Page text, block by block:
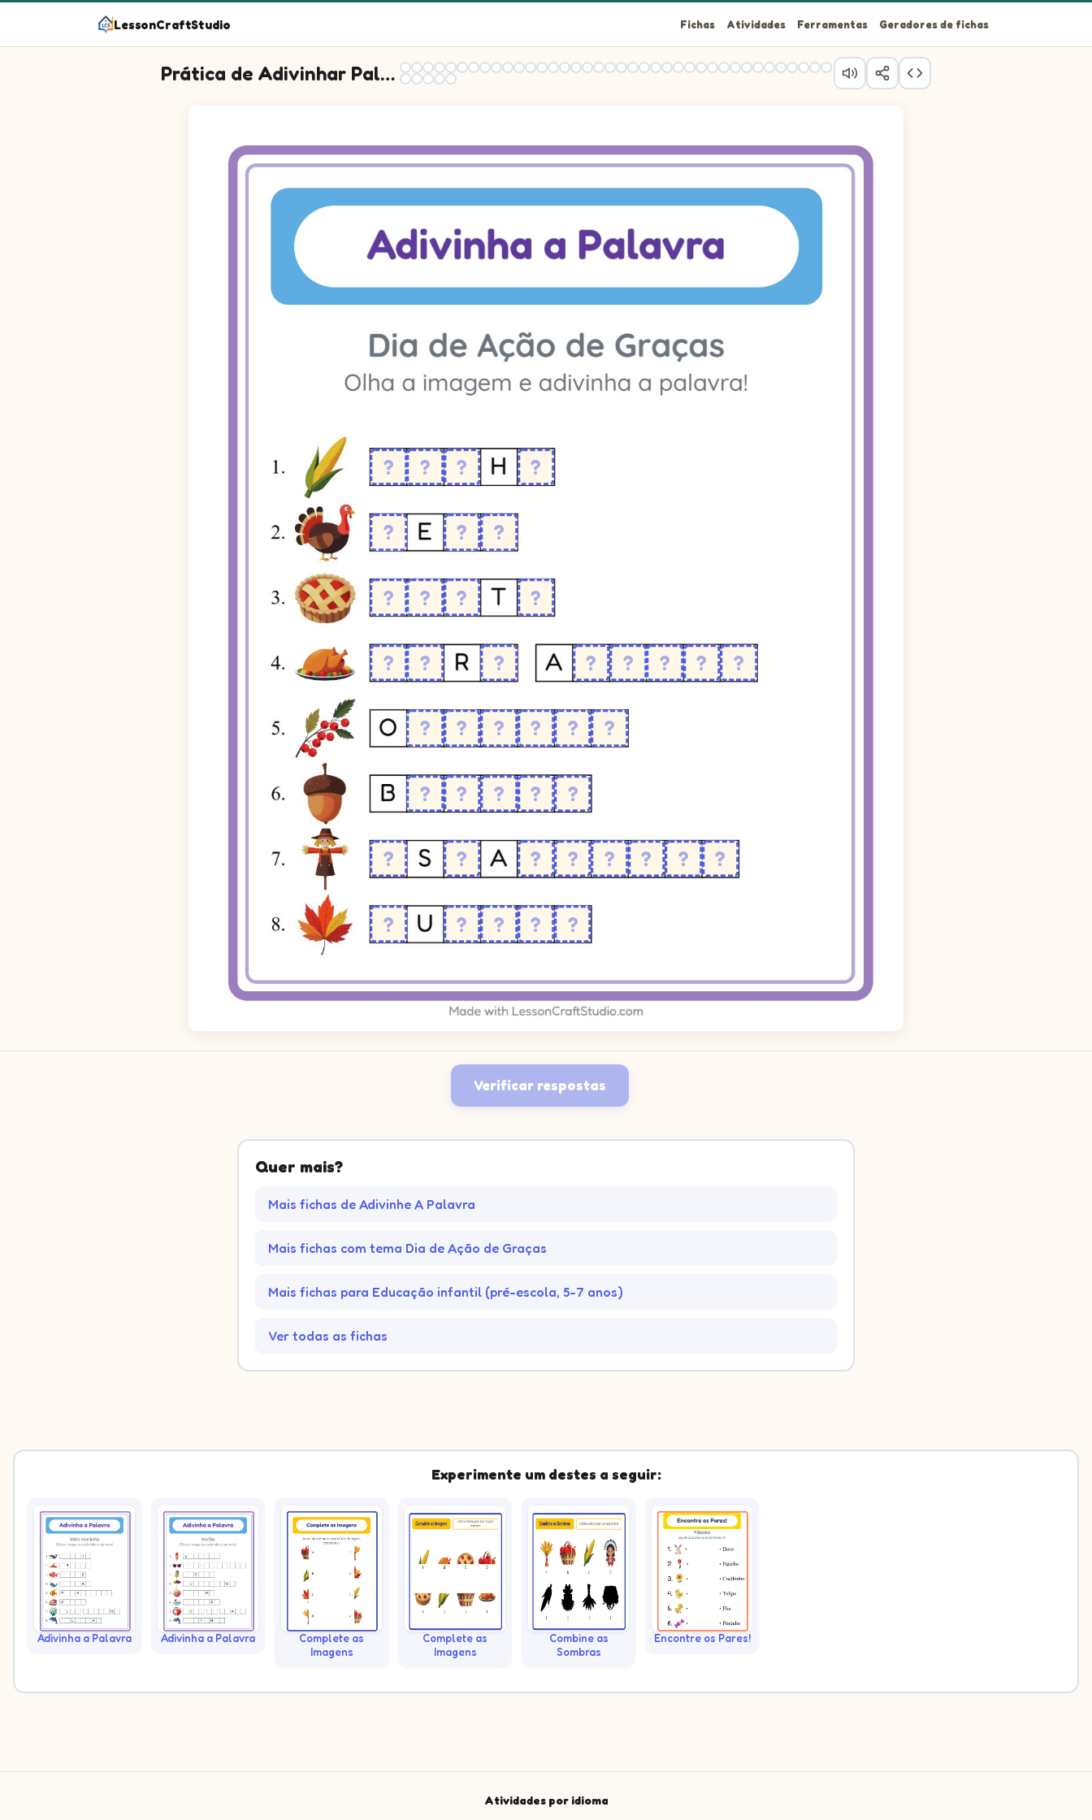
LessonCraftStudio Fichas Atividades Ferramentas Geradores de fichas
Prática de Adivinhar Palavras
Questão 3: Escreva a palavra da imagem. Algumas letras já estão preenchidas.
Questão 4: Escreva a palavra da imagem. Algumas letras já estão preenchidas.
Questão 5: Escreva a palavra da imagem. Algumas letras já estão preenchidas.
Questão 6: Escreva a palavra da imagem. Algumas letras já estão preenchidas.
Questão 7: Escreva a palavra da imagem. Algumas letras já estão preenchidas.
Questão 8: Escreva a palavra da imagem. Algumas letras já estão preenchidas.
Verificar respostas
Quer mais?
Mais fichas de Adivinhe A Palavra
Mais fichas com tema Dia de Ação de Graças
Mais fichas para Educação infantil (pré-escola, 5-7 anos)
Ver todas as fichas
Experimente um destes a seguir:
Adivinha a Palavra Adivinha a Palavra
Complete as
Imagens
Complete as
Imagens
Combine as
Sombras
Encontre os Pares!
Atividades por idioma